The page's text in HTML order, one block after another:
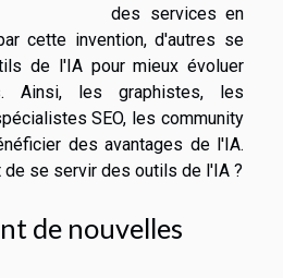
des services en
cette invention, d'autres se
de l'IA pour mieux évoluer
Ainsi, les graphistes, les
SEO, les community
des avantages de l'IA.
se servir des outils de l'IA ?
de nouvelles